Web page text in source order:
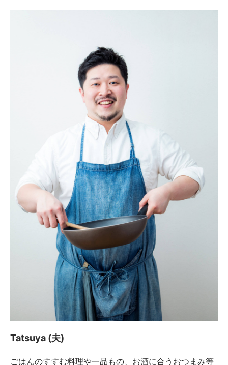
Tatsuya (夫)
ごはんのすすむ料理や一品もの、お酒に合うおつまみ等